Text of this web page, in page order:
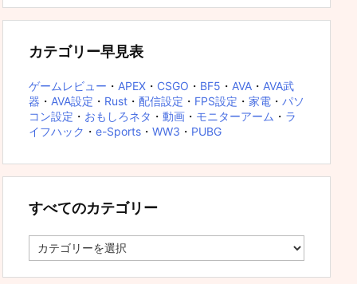
カテゴリー早見表
ゲームレビュー ・ APEX ・ CSGO ・ BF5 ・ AVA ・ AVA武
器 ・ AVA設定 ・ Rust ・ 配信設定 ・ FPS設定 ・ 家電 ・ パソ
コン設定 ・ おもしろネタ ・ 動画 ・ モニターアーム ・ ラ
イフハック ・ e-Sports ・ WW3 ・ PUBG
すべてのカテゴリー
べ